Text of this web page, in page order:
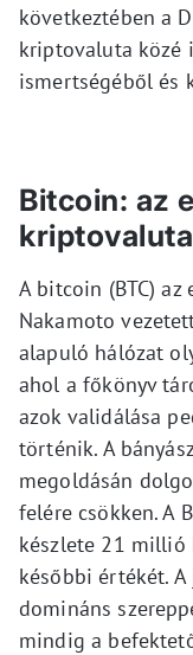
következtében a
kriptovaluta közé
ismertségéből és
Bitcoin: az
kriptovaluta
A bitcoin (BTC)
Nakamoto
alapuló hálózat
ahol a főkönyv
azok validálása
történik. A
megoldásán
felére csökken. A
készlete 21 millió
későbbi értékét.
domináns
mindig a